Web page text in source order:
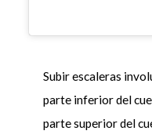
Subir escaleras
parte inferior del
parte superior del